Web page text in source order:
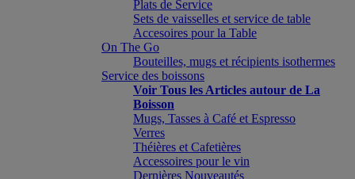
Plats de Service
Sets de vaisselles et service de table
Accesoires pour la Table
On The Go
Bouteilles, mugs et récipients isothermes
Service des boissons
Voir Tous les Articles autour de La
Boisson
Mugs, Tasses à Café et Espresso
Verres
Théières et Cafetières
Accessoires pour le vin
Dernières Nouveautés